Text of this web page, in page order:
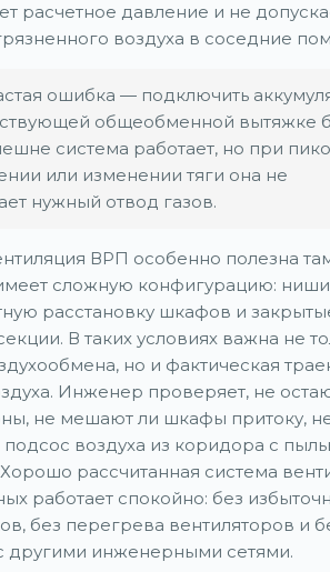
расчетное давление и не
воздуха в соседние
ошибка — подключить
общеобменной вытяжке
система работает, но при
или изменении тяги она не
нужный отвод газов.
ВРП особенно полезна
сложную конфигурацию:
расстановку шкафов и
В таких условиях важна не
но и фактическая
Инженер проверяет, не
не мешают ли шкафы притоку,
подсос воздуха из коридора с
рассчитанная система
работает спокойно: без
без перегрева вентиляторов и
другими инженерными сетями.